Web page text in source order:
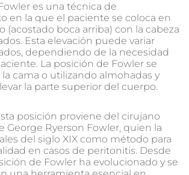
es una técnica de
en la que el paciente se coloca en
(acostado boca arriba) con la cabeza
Esta elevación puede variar
dependiendo de la necesidad
La posición de Fowler se
cama o utilizando almohadas y
la parte superior del cuerpo.
posición proviene del cirujano
George Ryerson Fowler, quien la
del siglo XIX como método para
en casos de peritonitis. Desde
de Fowler ha evolucionado y se